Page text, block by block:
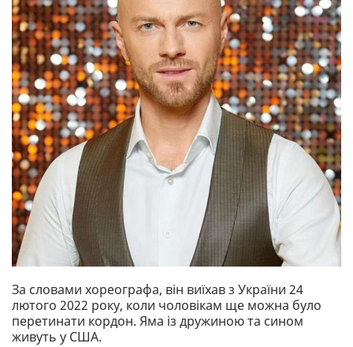
За словами хореографа, він виїхав з України 24
лютого 2022 року, коли чоловікам ще можна було
перетинати кордон. Яма із дружиною та сином
живуть у США.